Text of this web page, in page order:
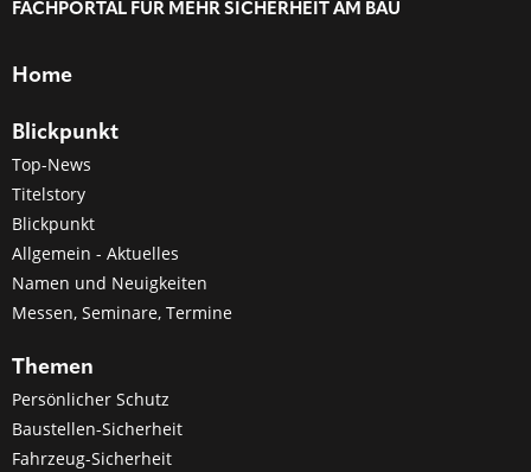
FACHPORTAL FÜR MEHR SICHERHEIT AM BAU
Home
Blickpunkt
Top-News
Titelstory
Blickpunkt
Allgemein - Aktuelles
Namen und Neuigkeiten
Messen, Seminare, Termine
Themen
Persönlicher Schutz
Baustellen-Sicherheit
Fahrzeug-Sicherheit